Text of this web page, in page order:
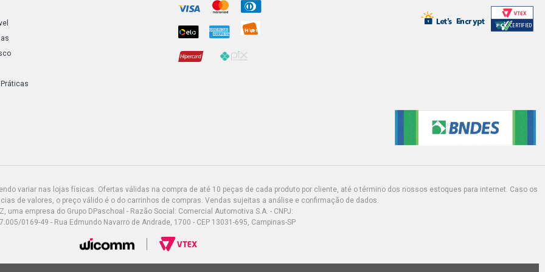
variar nas lojas físicas. Ofertas válidas na compra de até 10 peças de cada produto por cliente, até o término dos nossos estoques para internet. Caso os
de valores, o preço válido é o do carrinhos de compras. Vendas sujeitas a análise e confirmação de dados.
uma empresa do Grupo DPaschoal - Razão Social: Comercial Automotiva S.A. - CNPJ:
0169-49 - Rua Edmundo Navarro de Andrade, 1700 - CEP 13031-695, Campinas-SP